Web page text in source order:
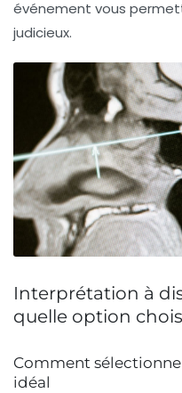
événement vous
judicieux.
Interprétation à
quelle option
Comment
idéal